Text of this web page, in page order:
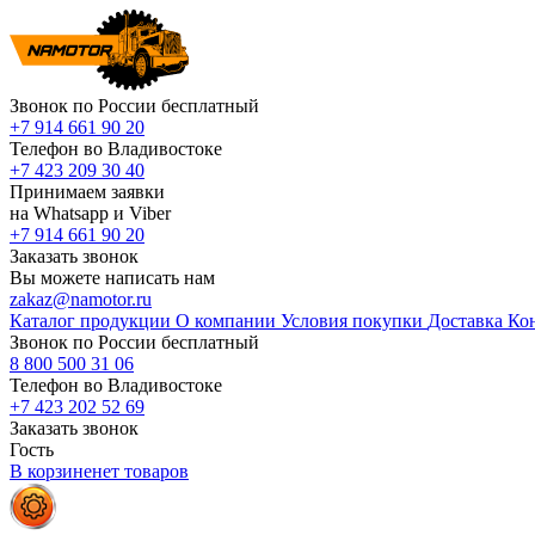
Звонок по России бесплатный
+7 914 661 90 20
Телефон во Владивостоке
+7 423 209 30 40
Принимаем заявки
на Whatsapp и Viber
+7 914 661 90 20
Заказать звонок
Вы можете написать нам
zakaz@namotor.ru
Каталог продукции О компании Условия покупки Доставка
Звонок по России бесплатный
8 800 500 31 06
Телефон во Владивостоке
+7 423 202 52 69
Заказать звонок
Гость
В корзиненет товаров